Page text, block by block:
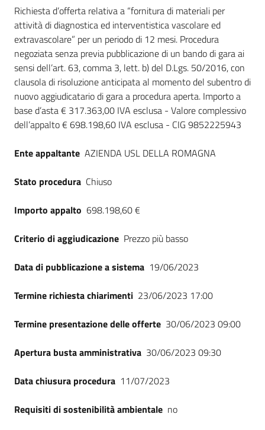
Seguici
su
Dati del bando
Richiesta d’offerta relativa a “fornitura di materiali per
attività di diagnostica ed interventistica vascolare ed
extravascolare” per un periodo di 12 mesi. Procedura
negoziata senza previa pubblicazione di un bando di gara ai
sensi dell’art. 63, comma 3, lett. b) del D.Lgs. 50/2016, con
clausola di risoluzione anticipata al momento del subentro di
nuovo aggiudicatario di gara a procedura aperta. Importo a
base d’asta € 317.363,00 IVA esclusa - Valore complessivo
dell’appalto € 698.198,60 IVA esclusa - CIG 9852225943
Ente appaltante AZIENDA USL DELLA ROMAGNA
Stato procedura Chiuso
Importo appalto 698.198,60 €
Criterio di aggiudicazione Prezzo più basso
Data di pubblicazione a sistema 19/06/2023
Termine richiesta chiarimenti 23/06/2023 17:00
Termine presentazione delle offerte 30/06/2023 09:00
Apertura busta amministrativa 30/06/2023 09:30
Data chiusura procedura 11/07/2023
Requisiti di sostenibilità ambientale no